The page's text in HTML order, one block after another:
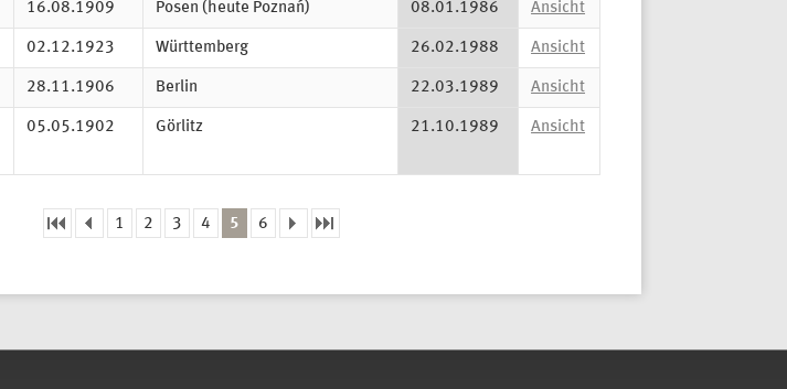
16.08.1909 Posen (heute Poznań) 08.01.1986 Ansicht
02.12.1923 Württemberg 26.02.1988 Ansicht
28.11.1906 Berlin 22.03.1989 Ansicht
05.05.1902 Görlitz 21.10.1989 Ansicht
1 2 3 4 5 6